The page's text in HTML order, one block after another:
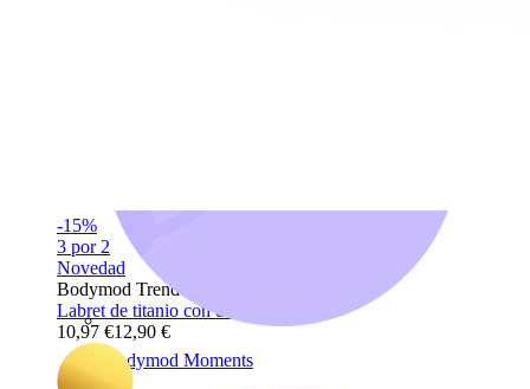
Bodymod Moments
-15%
3 por 2
Novedad
Bodymod Trend
Labret de titanio con diseño de panal
10,97 €12,90 €